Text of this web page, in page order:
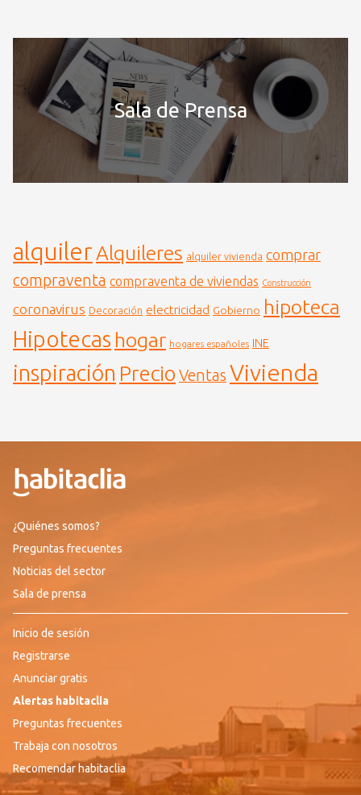
Sala de Prensa
alquilerAlquileres alquiler vivienda comprar
compraventa compraventa de viviendas Construcción
coronavirus Decoración electricidad Gobierno hipoteca
Hipotecas hogar hogares españoles INE
inspiración Precio Ventas Vivienda
¿Quiénes somos?
Preguntas frecuentes
Noticias del sector
Sala de prensa
Inicio de sesión
Registrarse
Anunciar gratis
Alertas habitaclia
Preguntas frecuentes
Trabaja con nosotros
Recomendar habitaclia